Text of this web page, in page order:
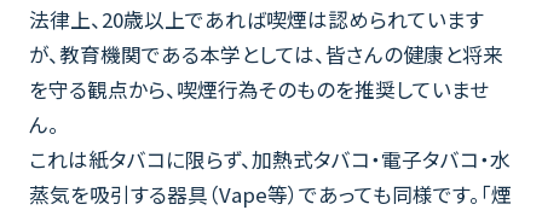
法律上、20歳以上であれば喫煙は認められています
が、教育機関である本学としては、皆さんの健康と将来
を守る観点から、喫煙行為そのものを推奨していませ
ん。
これは紙タバコに限らず、加熱式タバコ・電子タバコ・水
蒸気を吸引する器具（Vape等）であっても同様です。「煙